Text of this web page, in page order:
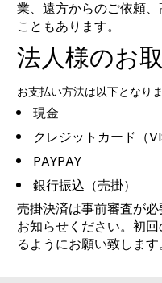
業、遠方からのご依頼
こともあります。
法人様のお
お支払い方法は以下となりま
現金
クレジットカード（
PAYPAY
銀行振込（売掛）
売掛決済は事前審査が
お知らせください。初
るようにお願い致します